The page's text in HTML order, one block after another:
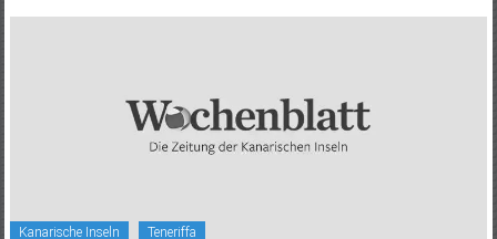
Kanarische Inseln Teneriffa